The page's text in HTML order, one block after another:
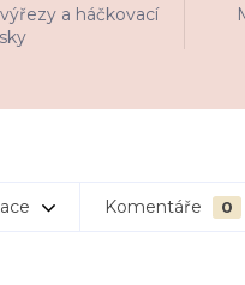
a háčkovací
Komentáře 0